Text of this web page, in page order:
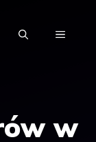
MENU
w